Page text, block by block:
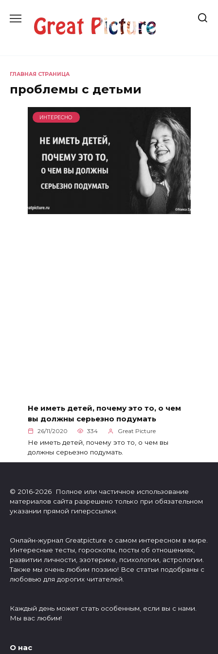
содержанию
ГЛАВНАЯ СТРАНИЦА
проблемы с детьми
ИНТЕРЕСНО
Не иметь детей, почему это то, о чем
вы должны серьезно подумать
26/11/2020 334 Great Picture
Не иметь детей, почему это то, о чем вы
должны серьезно подумать.
© 2016-2026 Полное или частичное использование
материалов сайта разрешено только при обязательном
указании прямой гиперссылки.
Онлайн-журнал Greatpicture о самом интересном в мире.
Интересные тесты, гороскопы, посты об отношениях,
развитии личности, эзотерике, психологии, астрологии.
Также мы очень любим поэзию! Все статьи подобраны с
любовью для дорогих читателей.
Каждый день может стать особенным, если вы с нами.
Мы вас любим!
О нас